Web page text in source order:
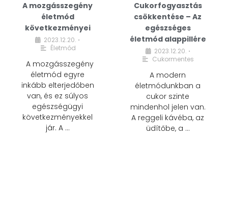
A mozgásszegény
életmód
következményei
2023.12.20. •
Életmód
A mozgásszegény
életmód egyre
inkább elterjedőben
van, és ez súlyos
egészségügyi
következményekkel
jár. A …
Cukorfogyasztás
csökkentése – Az
egészséges
életmód alappillére
2023.12.20. •
Cukormentes
A modern
életmódunkban a
cukor szinte
mindenhol jelen van.
A reggeli kávéba, az
üdítőbe, a …